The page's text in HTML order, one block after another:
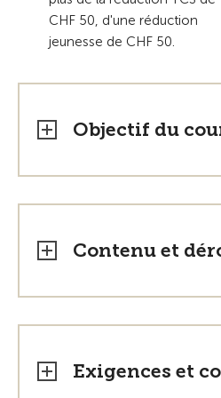
CHF 50, d'une réduction
jeunesse de CHF 50.
Objectif du
Contenu et
Exigences et